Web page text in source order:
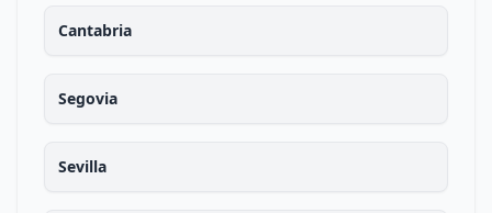
Cantabria
Segovia
Sevilla